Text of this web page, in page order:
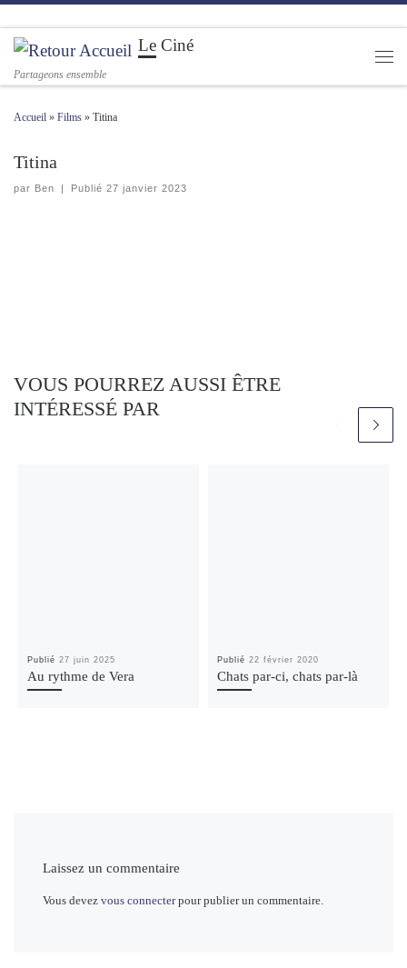
Passer au contenu
Le Ciné
Partageons ensemble
Accueil » Films » Titina
Titina
par Ben | Publié 27 janvier 2023
VOUS POURREZ AUSSI ÊTRE
INTÉRESSÉ PAR
Publié27 juin 2025
Au rythme de Vera
Publié22 février 2020
Chats par-ci, chats par-là
Laissez un commentaire
Vous devezvous connecterpour publier un commentaire.